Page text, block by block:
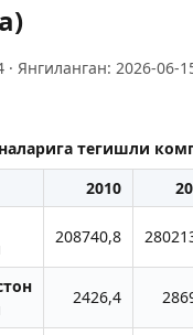
· Янгиланган: 2026-06-
тегишли
2010
208740,8
2426,4